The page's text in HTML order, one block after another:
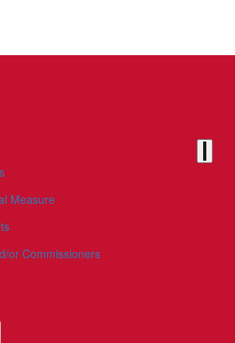
Measure
or Commissioners